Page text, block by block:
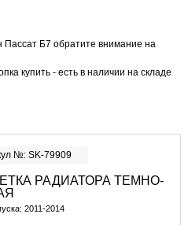
Пассат Б7 обратите внимание на
купить - есть в наличии на складе
№: SK-79909
РАДИАТОРА ТЕМНО-
2011-2014